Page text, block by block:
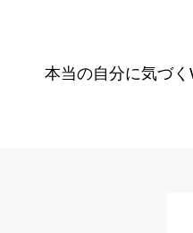
本当の自分に気づく